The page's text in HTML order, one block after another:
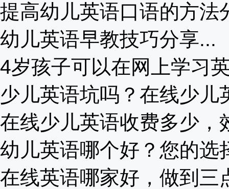
提高幼儿英语口语的方法
幼儿英语早教技巧分享...
4岁孩子可以在网上学习
少儿英语坑吗？在线少儿
在线少儿英语收费多少，
幼儿英语哪个好？您的选
在线英语哪家好，做到三